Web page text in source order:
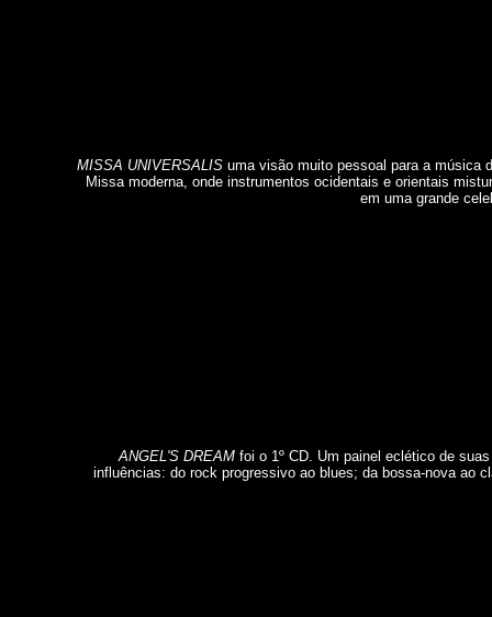
MISSA UNIVERSALIS uma visão muito pessoal para a música
Missa moderna, onde instrumentos ocidentais e orientais
em uma grande
ANGEL'S DREAM foi o 1º CD. Um painel eclético de
influências: do rock progressivo ao blues; da bossa-nova ao